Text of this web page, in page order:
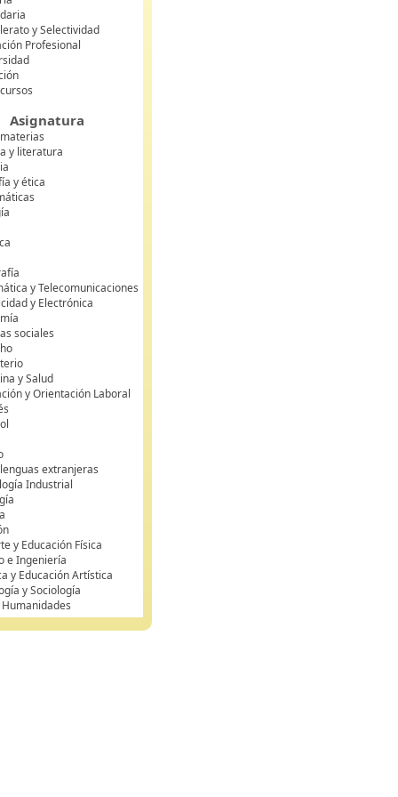
y Selectividad
Profesional
Asignatura
y literatura
y ética
y Telecomunicaciones
y Electrónica
sociales
y Salud
y Orientación Laboral
extranjeras
Industrial
y Educación Física
e Ingeniería
y Educación Artística
y Sociología